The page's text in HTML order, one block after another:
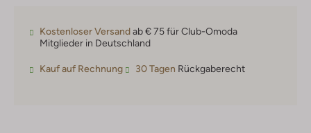
Kostenloser Versandab € 75 für Club-Omoda
Mitglieder in Deutschland
Kauf auf Rechnung 30 Tagen Rückgaberecht